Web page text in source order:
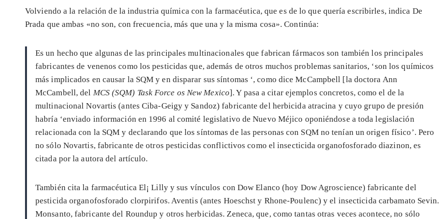
Volviendo a la relación de la industria química con la farmacéutica, que es de lo que quería escribirles, indica De
Prada que ambas «no son, con frecuencia, más que una y la misma cosa». Continúa:
Es un hecho que algunas de las principales multinacionales que fabrican fármacos son también los principales
fabricantes de venenos como los pesticidas que, además de otros muchos problemas sanitarios, ‘son los químicos
más implicados en causar la SQM y en disparar sus síntomas ‘, como dice McCampbell [la doctora Ann
McCambell, del MCS (SQM) Task Force os New Mexico]. Y pasa a citar ejemplos concretos, como el de la
multinacional Novartis (antes Ciba-Geigy y Sandoz) fabricante del herbicida atracina y cuyo grupo de presión
habría ‘enviado información en 1996 al comité legislativo de Nuevo Méjico oponiéndose a toda legislación
relacionada con la SQM y declarando que los síntomas de las personas con SQM no tenían un origen físico’. Pero
no sólo Novartis, fabricante de otros pesticidas conflictivos como el insecticida organofosforado diazinon, es
citada por la autora del artículo.
También cita la farmacéutica El¡ Lilly y sus vínculos con Dow Elanco (hoy Dow Agroscience) fabricante del
pesticida organofosforado clorpirifos. Aventis (antes Hoeschst y Rhone-Poulenc) y el insecticida carbamato Sevin.
Monsanto, fabricante del Roundup y otros herbicidas. Zeneca, que, como tantas otras veces acontece, no sólo